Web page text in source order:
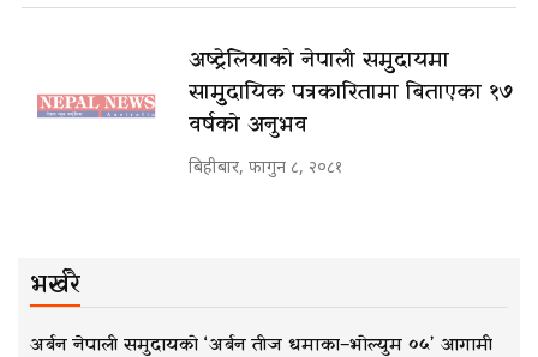
अष्ट्रेलियाको नेपाली समुुदायमा
सामुुदायिक पत्रकारितामा बिताएका १७
वर्षको अनुभव
बिहीबार, फागुन ८, २०८१
भर्खरै
अर्बन नेपाली समुदायको ‘अर्बन तीज धमाका–भोल्युम ०५’ आगामी